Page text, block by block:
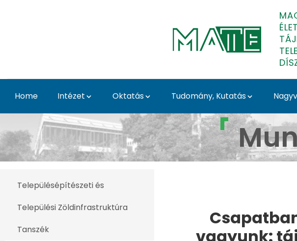
Home Intézet Oktatás Tudomány, Kutatás
Munkatársak - Tájépítészeti,
Településépítészeti és
Települési Zöldinfrastruktúra
Tanszék
vagyunk: